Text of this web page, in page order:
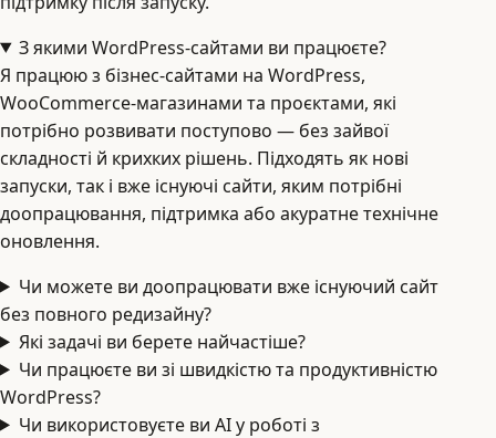
З якими WordPress‑сайтами ви працюєте?
Я працюю з бізнес‑сайтами на WordPress,
WooCommerce‑магазинами та проєктами, які
потрібно розвивати поступово — без зайвої
складності й крихких рішень. Підходять як нові
запуски, так і вже існуючі сайти, яким потрібні
доопрацювання, підтримка або акуратне технічне
оновлення.
Чи можете ви доопрацювати вже існуючий сайт
без повного редизайну?
Які задачі ви берете найчастіше?
Чи працюєте ви зі швидкістю та продуктивністю
WordPress?
Чи використовуєте ви AI у роботі з